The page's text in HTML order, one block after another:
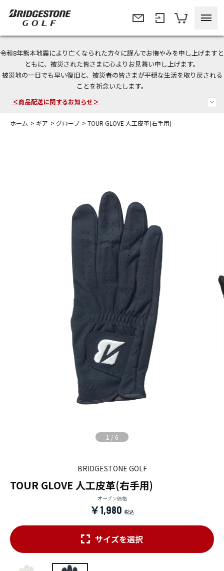
令和8年熊本地震により亡くなられた方々に謹んでお悔やみを申し上げますと
ともに、被災された皆さまに心よりお見舞い申し上げます。
被災地の一日でも早い復旧と、被災者の皆さまが平穏な生活を取り戻される
ことを祈念いたします。
＜夏季休暇中のご注文・発送・お問い合わせ＞
今なら新規会員登録で1,000円OFFクーポンプレゼント！
＜商品配送に関するお知らせ＞
ホーム > ギア > グローブ > TOUR GLOVE 人工皮革(右手用)
1 / 6
BRIDGESTONE GOLF
TOUR GLOVE 人工皮革(右手用)
オープン価格
￥1,980
サイズを選択